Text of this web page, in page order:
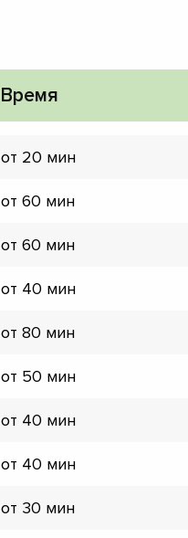
Время
от 20 мин
от 60 мин
от 60 мин
от 40 мин
от 80 мин
от 50 мин
от 40 мин
от 40 мин
от 30 мин